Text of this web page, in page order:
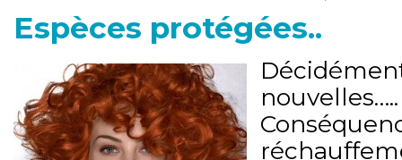
Espèces protégées..
nouvelles…..